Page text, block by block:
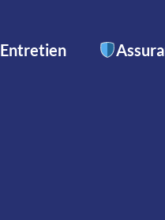
Entretien